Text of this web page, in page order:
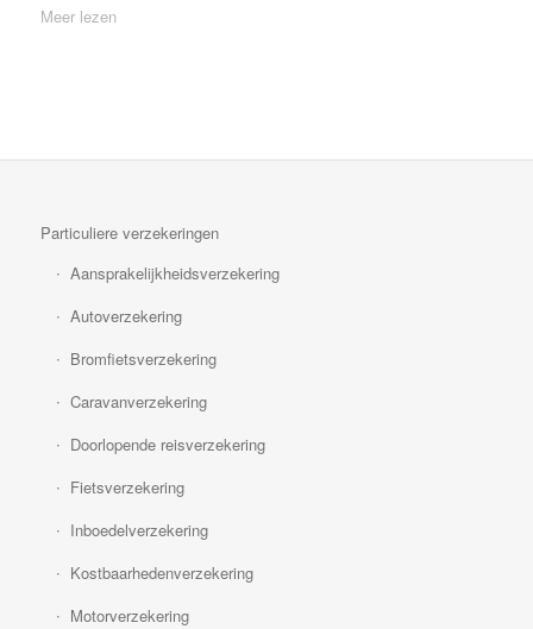
Meer lezen
Particuliere verzekeringen
Aansprakelijkheidsverzekering
Autoverzekering
Bromfietsverzekering
Caravanverzekering
Doorlopende reisverzekering
Fietsverzekering
Inboedelverzekering
Kostbaarhedenverzekering
Motorverzekering